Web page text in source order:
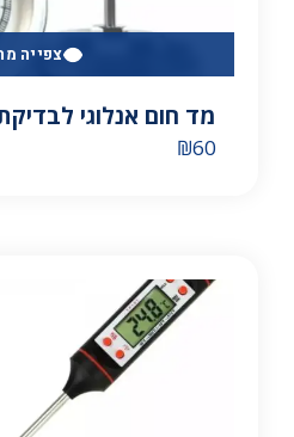
צפייה
מד חום אנלוגי
₪60